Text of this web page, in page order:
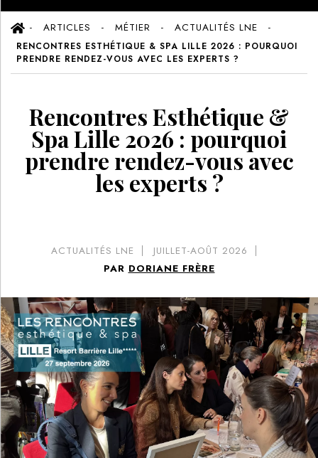
ARTICLES MÉTIER ACTUALITÉS LNE
RENCONTRES ESTHÉTIQUE & SPA LILLE 2026 : POURQUOI
PRENDRE RENDEZ-VOUS AVEC LES EXPERTS ?
Rencontres Esthétique &
Spa Lille 2026 : pourquoi
prendre rendez-vous avec
les experts ?
ACTUALITÉS LNE
JUILLET-AOÛT 2026
PAR DORIANE FRÈRE